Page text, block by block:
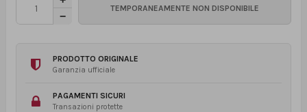
PRODOTTO ORIGINALE
Garanzia ufficiale
PAGAMENTI SICURI
Transazioni protette